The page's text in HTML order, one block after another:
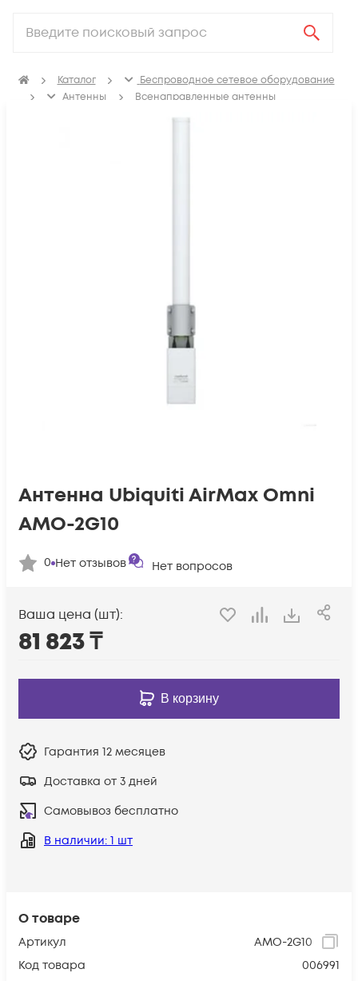
Каталог
Беспроводное сетевое оборудование
Антенны
Всенаправленные антенны
О товаре
Артикул
AMO-2G10
Код товара
006991
Антенна Ubiquiti AirMax Omni
AMO-2G10
0 Нет отзывов Нет вопросов
Ваша цена (шт):
81 823₸
В корзину
Гарантия 12 месяцев
Доставка от 3 дней
Самовывоз бесплатно
В наличии: 1 шт